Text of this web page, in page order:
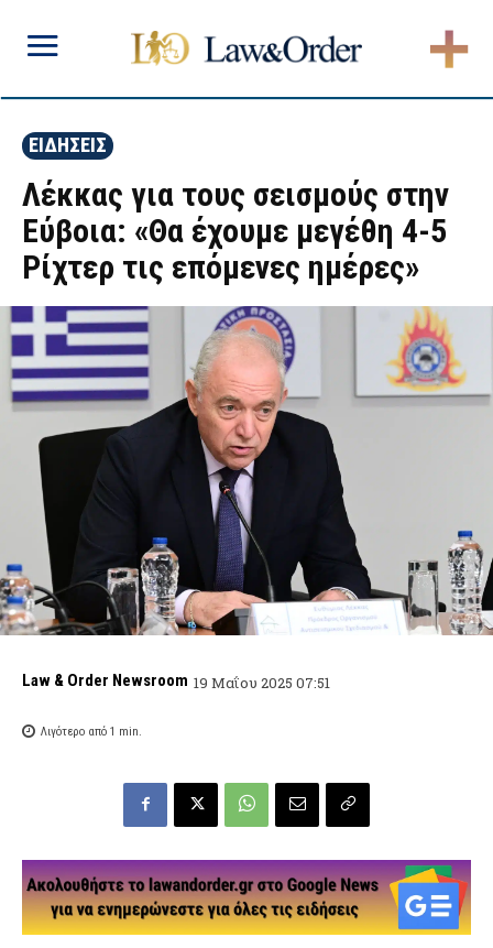
ΕΙΔΗΣΕΙΣ
Λέκκας για τους σεισμούς στην
Εύβοια: «Θα έχουμε μεγέθη 4-5
Ρίχτερ τις επόμενες ημέρες»
Law & Order Newsroom 19 Μαΐου 2025 07:51
Λιγότερο από 1 min.